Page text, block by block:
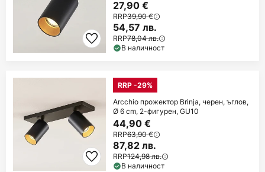
27,90 €
RRP39,90 €
54,57 лв.
RRP78,04 лв.
В наличност
RRP -29%
Arcchio прожектор Brinja, черен, ъглов,
Ø 6 cm, 2-фигурен, GU10
44,90 €
RRP63,90 €
87,82 лв.
RRP124,98 лв.
В наличност